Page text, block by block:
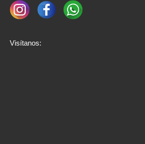
Visítanos: